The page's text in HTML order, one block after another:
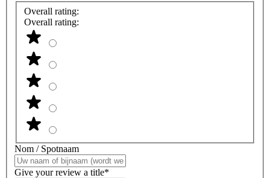
Overall rating:
Overall rating:
Nom / Spotnaam
Give your review a title*